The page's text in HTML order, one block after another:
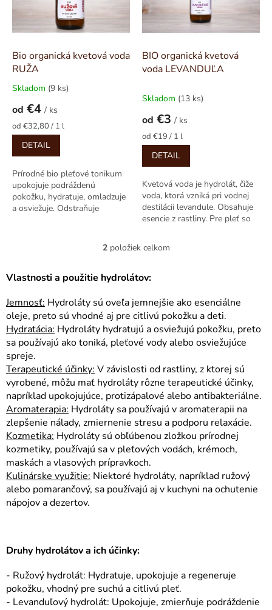
Bio organická kvetová voda
RUŽA
Priemerné
hodnotenie
produktu
je
5,0
5
hviezdičiek.
Skladom (9 ks)
od €4 / ks
Jednotková
cena:
od €32,80 / 1 l
DETAIL
Prírodné bio pleťové tonikum
upokojuje podráždenú
pokožku, hydratuje, omladzuje
a osviežuje. Odstraňuje
BIO organická kvetová
voda LEVANDUĽA
Skladom (13 ks)
od €3 / ks
Jednotková
cena:
od €19 / 1 l
DETAIL
Kvetová voda je hydrolát, čiže
voda, ktorá vzniká pri vodnej
destilácii levandule. Obsahuje
esencie z rastliny. Pre pleť so
O
l
d
a
c
i
e
r
v
k
y
v
ý
p
i
s
u
2položiek celkom
Vlastnosti a použitie hydrolátov:
Jemnosť: Hydroláty sú oveľa jemnejšie ako esenciálne
oleje, preto sú vhodné aj pre citlivú pokožku a deti.
Hydratácia: Hydroláty hydratujú a osviežujú pokožku, preto
sa používajú ako toniká, pleťové vody alebo osviežujúce
spreje.
Terapeutické účinky: V závislosti od rastliny, z ktorej sú
vyrobené, môžu mať hydroláty rôzne terapeutické účinky,
napríklad upokojujúce, protizápalové alebo antibakteriálne.
Aromaterapia: Hydroláty sa používajú v aromaterapii na
zlepšenie nálady, zmiernenie stresu a podporu relaxácie.
Kozmetika: Hydroláty sú obľúbenou zložkou prírodnej
kozmetiky, používajú sa v pleťových vodách, krémoch,
maskách a vlasových prípravkoch.
Kulinárske využitie: Niektoré hydroláty, napríklad ružový
alebo pomarančový, sa používajú aj v kuchyni na ochutenie
nápojov a dezertov.
Druhy hydrolátov a ich účinky:
- Ružový hydrolát: Hydratuje, upokojuje a regeneruje
pokožku, vhodný pre suchú a citlivú pleť.
- Levanduľový hydrolát: Upokojuje, zmierňuje podráždenie